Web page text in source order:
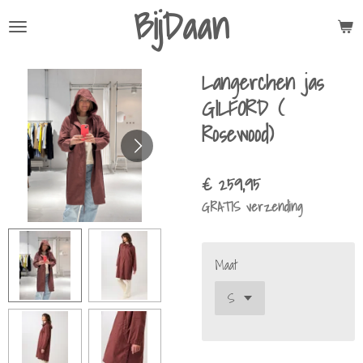
direct
hoofdinhoud
BijDaan
Langerchen jas
GILFORD (
Rosewood)
€ 259,95
GRATIS verzending
Maat